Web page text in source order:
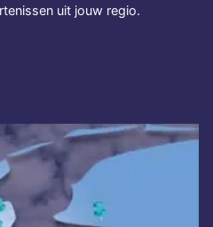
uit jouw regio.